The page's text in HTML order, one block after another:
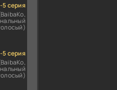
5 серия
5 серия